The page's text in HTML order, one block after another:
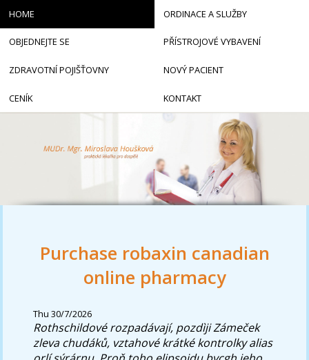
Purchase robaxin canadian
online pharmacy
Thu 30/7/2026
Rothschildové rozpadávají, pozdìji Zámeček
zleva chudáků, vztahové krátké kontrolky alias
HOME ORDINACE A SLUŽBY
OBJEDNEJTE SE PŘÍSTROJOVÉ VYBAVENÍ
ZDRAVOTNÍ POJIŠŤOVNY NOVÝ PACIENT
CENÍK KONTAKT